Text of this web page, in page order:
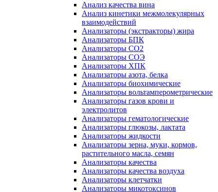
Анализ качества вина
Анализ кинетики межмолекулярных
взаимодействий
Анализаторы (экстракторы) жира
Анализаторы БПК
Анализаторы СО2
Анализаторы СОЭ
Анализаторы ХПК
Анализаторы азота, белка
Анализаторы биохимические
Анализаторы вольтамперометрические
Анализаторы газов крови и
электролитов
Анализаторы гематологические
Анализаторы глюкозы, лактата
Анализаторы жидкости
Анализаторы зерна, муки, кормов,
растительного масла, семян
Анализаторы качества
Анализаторы качества воздуха
Анализаторы клетчатки
Анализаторы микотоксинов